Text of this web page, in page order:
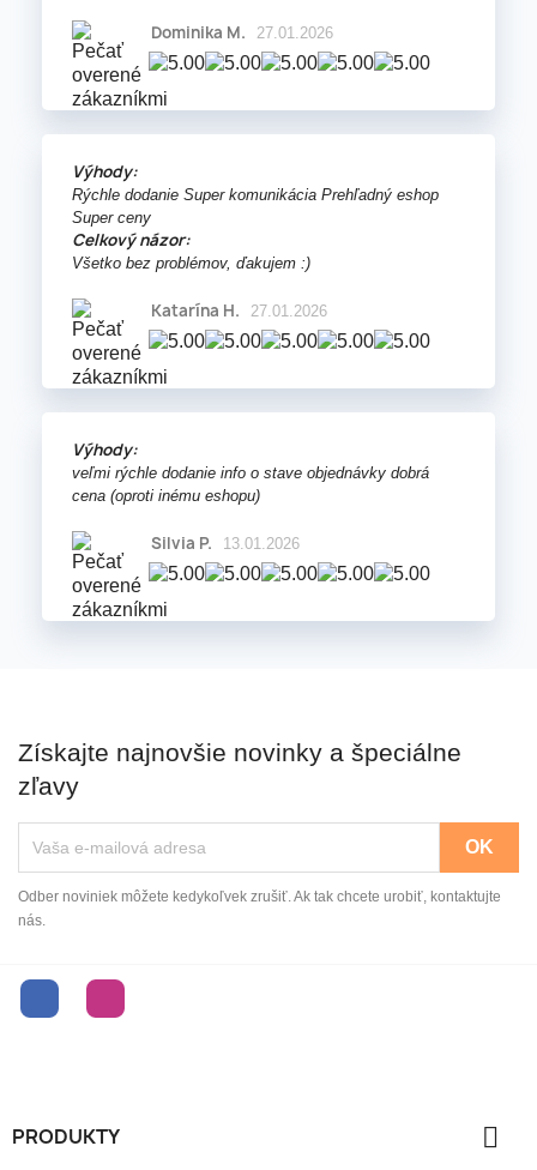
Dominika M. 27.01.2026
Výhody:
Rýchle dodanie Super komunikácia Prehľadný eshop
Super ceny
Celkový názor:
Všetko bez problémov, ďakujem :)
Katarína H. 27.01.2026
Výhody:
veľmi rýchle dodanie info o stave objednávky dobrá
cena (oproti inému eshopu)
Silvia P. 13.01.2026
Získajte najnovšie novinky a špeciálne
zľavy
Odber noviniek môžete kedykoľvek zrušiť. Ak tak chcete urobiť, kontaktujte
nás.
FacebookInstagram
PRODUKTY 